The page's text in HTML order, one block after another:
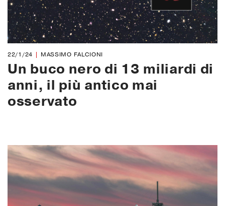
22/1/24 MASSIMO FALCIONI
Un buco nero di 13 miliardi di
anni, il più antico mai
osservato